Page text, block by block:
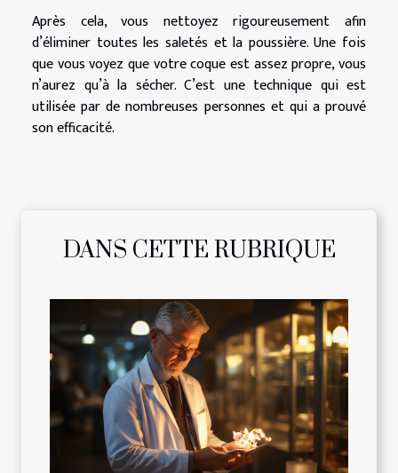
Après cela, vous nettoyez rigoureusement afin
d’éliminer toutes les saletés et la poussière. Une fois
que vous voyez que votre coque est assez propre, vous
n’aurez qu’à la sécher. C’est une technique qui est
utilisée par de nombreuses personnes et qui a prouvé
son efficacité.
DANS CETTE RUBRIQUE